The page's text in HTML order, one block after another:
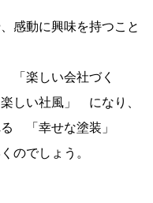
感動に興味を持つこと
「楽しい会社づく
しい社風」 になり、
る 「幸せな塗装」
のでしょう。